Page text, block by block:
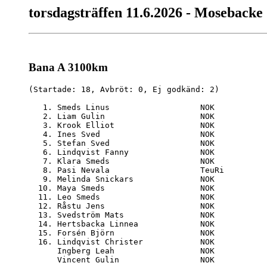
torsdagsträffen 11.6.2026 - Mosebacke
Bana A 3100km
(Startade: 18, Avbröt: 0, Ej godkänd: 2)
1. Smeds Linus                   NOK
2. Liam Gulin                    NOK
3. Krook Elliot                  NOK
4. Ines Sved                     NOK
5. Stefan Sved                   NOK
6. Lindqvist Fanny               NOK
7. Klara Smeds                   NOK
8. Pasi Nevala                   TeuRi
9. Melinda Snickars              NOK
10. Maya Smeds                    NOK
11. Leo Smeds                     NOK
12. Råstu Jens                    NOK
13. Svedström Mats                NOK
14. Hertsbacka Linnea             NOK
15. Forsén Björn                  NOK
16. Lindqvist Christer            NOK
Ingberg Leah                  NOK